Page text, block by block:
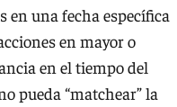
en una fecha específica
en mayor o
en el tiempo del
pueda “matchear” la